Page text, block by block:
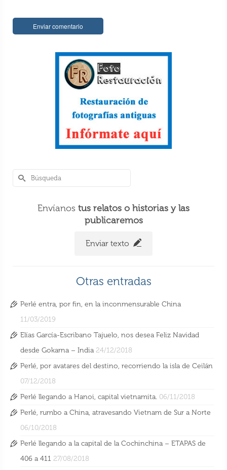
Perlé, por avatares del destino, recorriendo
la isla de Ceilán
Perlé llegando a Hanoi, capital vietnamita.
Envíanos tus relatos o historias y las
publicaremos
Enviar texto
Otras entradas
Perlé entra, por fin, en la inconmensurable China
11/03/2019
Elías García-Escribano Tajuelo, nos desea Feliz Navidad
desde Gokarna – India 24/12/2018
Perlé, por avatares del destino, recorriendo la isla de Ceilán
07/12/2018
Perlé llegando a Hanoi, capital vietnamita. 06/11/2018
Perlé, rumbo a China, atravesando Vietnam de Sur a Norte
06/10/2018
Perlé llegando a la capital de la Cochinchina – ETAPAS de
406 a 411 27/08/2018